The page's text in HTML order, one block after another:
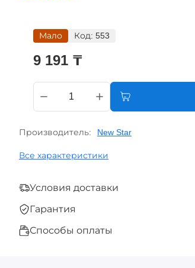
Мало Код: 553
9 191 ₸
Производитель: New Star
Все характеристики
Условия доставки
Гарантия
Способы оплаты